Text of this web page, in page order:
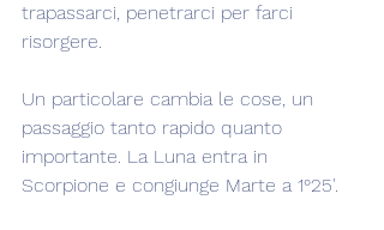
trapassarci, penetrarci per farci
risorgere.
Un particolare cambia le cose, un
passaggio tanto rapido quanto
importante. La Luna entra in
Scorpione e congiunge Marte a 1°25'.